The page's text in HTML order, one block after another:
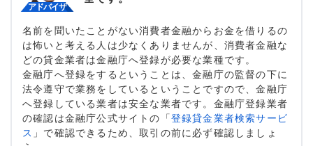
名前を聞いたことがない消費者金融からお金を借りるの
は怖いと考える人は少なくありませんが、消費者金融な
どの貸金業者は金融庁へ登録が必要な業種です。
金融庁へ登録をするということは、金融庁の監督の下に
法令遵守で業務をしているということですので、金融庁
へ登録している業者は安全な業者です。金融庁登録業者
の確認は金融庁公式サイトの「登録貸金業者検索サービ
ス 」で確認できるため、取引の前に必ず確認しましょ